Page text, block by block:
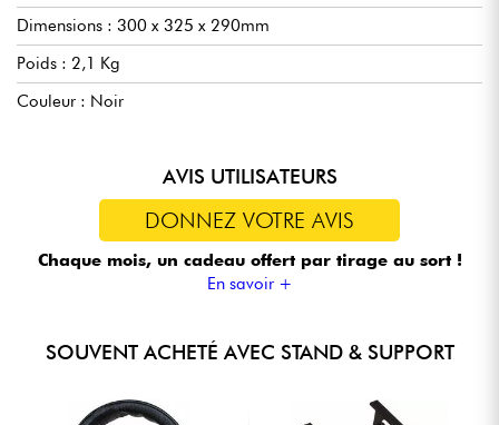
Dimensions : 300 x 325 x 290mm
Poids : 2,1 Kg
Couleur : Noir
AVIS UTILISATEURS
DONNEZ VOTRE AVIS
Chaque mois, un cadeau offert par tirage au sort !
En savoir +
SOUVENT ACHETÉ AVEC STAND & SUPPORT